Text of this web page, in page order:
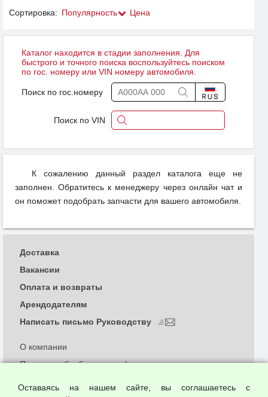
Сортировка: Популярность Цена
Каталог находится в стадии заполнения. Для
быстрого и точного поиска воспользуйтесь поиском
по гос. номеру или VIN номеру автомобиля.
Поиск по гос.номеру
Поиск по VIN
К сожалению данный раздел каталога еще не
заполнен. Обратитесь к менеджеру через онлайн чат и
он поможет подобрать запчасти для вашего автомобиля.
О компании
Политика обработки и конфиденциальности
Согласием на обработку персональных данных
Доставка
Вакансии
Оплата и возвраты
Арендодателям
Написать письмо Руководству
Оставаясь на нашем сайте, вы соглашаетесь с